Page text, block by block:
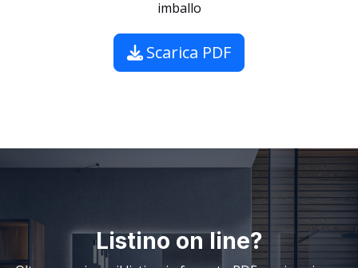
imballo
Scarica PDF
Listino on line?